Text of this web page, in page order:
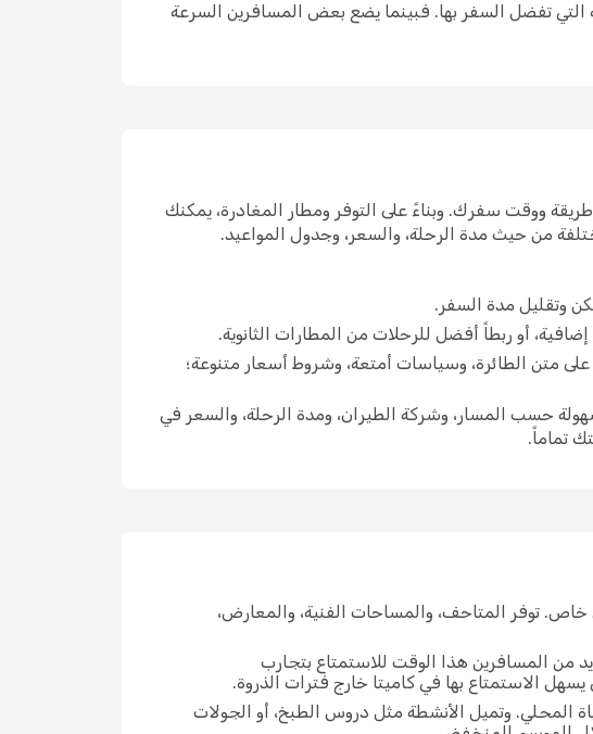
التي تفضل السفر بها. فبينما يضع بعض المسافرين السرعة
ووقت سفرك. وبناءً على التوفر ومطار المغادرة، يمكنك
من حيث مدة الرحلة، والسعر، وجدول المواعيد.
وتقليل مدة السفر.
أو ربطاً أفضل للرحلات من المطارات الثانوية.
متن الطائرة، وسياسات أمتعة، وشروط أسعار متنوعة؛
حسب المسار، وشركة الطيران، ومدة الرحلة، والسعر في
تماماً.
توفر المتاحف، والمساحات الفنية، والمعارض،
من المسافرين هذا الوقت للاستمتاع بتجارب
الاستمتاع بها في كاميتا خارج فترات الذروة.
المحلي. وتميل الأنشطة مثل دروس الطبخ، أو الجولات